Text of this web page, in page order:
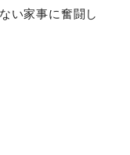
い家事に奮闘し